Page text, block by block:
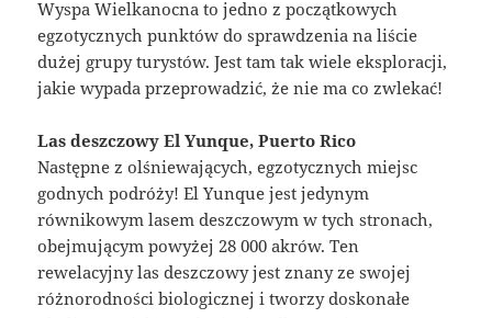
Wyspa Wielkanocna to jedno z początkowych
egzotycznych punktów do sprawdzenia na liście
dużej grupy turystów. Jest tam tak wiele eksploracji,
jakie wypada przeprowadzić, że nie ma co zwlekać!
Las deszczowy El Yunque, Puerto Rico
Następne z olśniewających, egzotycznych miejsc
godnych podróży! El Yunque jest jedynym
równikowym lasem deszczowym w tych stronach,
obejmującym powyżej 28 000 akrów. Ten
rewelacyjny las deszczowy jest znany ze swojej
różnorodności biologicznej i tworzy doskonałe